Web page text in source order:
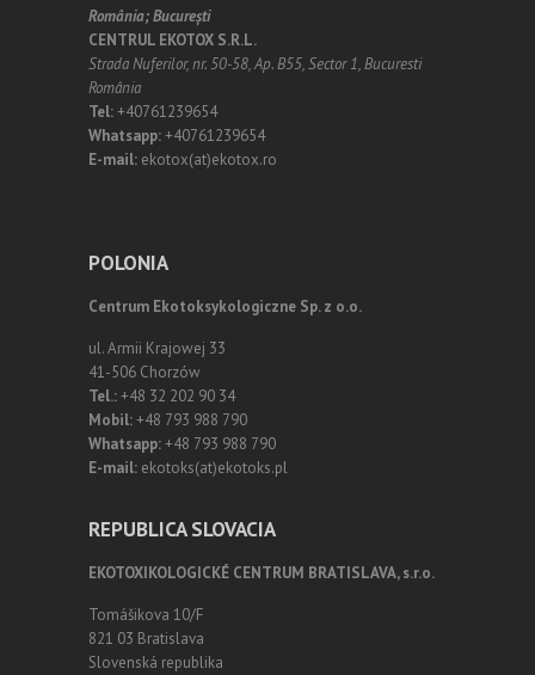
România;Bucureşti
CENTRUL EKOTOX S.R.L.
Strada Nuferilor, nr. 50-58, Ap. B55, Sector 1, Bucuresti
România
Tel:+40761239654
Whatsapp:+40761239654
E-mail: ekotox(at)ekotox.ro
POLONIA
Centrum Ekotoksykologiczne Sp. z o.o.
ul. Armii Krajowej 33
41-506 Chorzów
Tel.:+48 32 202 90 34
Mobil:+48 793 988 790
Whatsapp:+48 793 988 790
E-mail: ekotoks(at)ekotoks.pl
REPUBLICA SLOVACIA
EKOTOXIKOLOGICKÉ CENTRUM BRATISLAVA, s.r.o.
Tomášikova 10/F
821 03 Bratislava
Slovenská republika